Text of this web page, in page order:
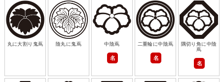
丸に大割り鬼蔦 陰丸に鬼蔦 中陰蔦
名
二重輪に中陰蔦
名
隅切り角に中陰
蔦
名